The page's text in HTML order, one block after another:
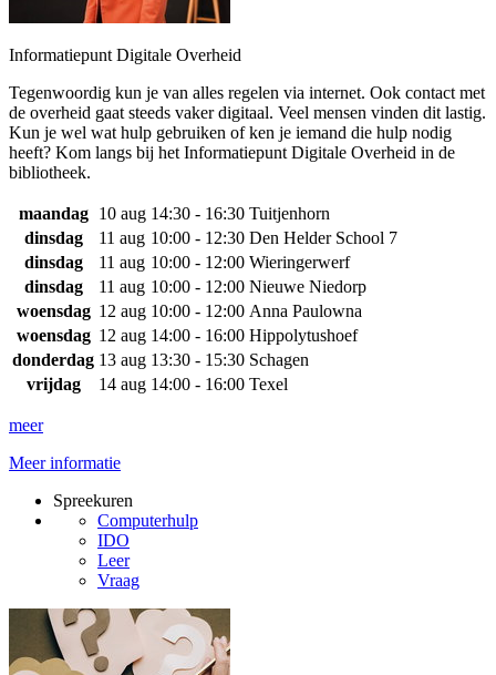
Informatiepunt Digitale Overheid
Tegenwoordig kun je van alles regelen via internet. Ook contact met
de overheid gaat steeds vaker digitaal. Veel mensen vinden dit lastig.
Kun je wel wat hulp gebruiken of ken je iemand die hulp nodig
heeft? Kom langs bij het Informatiepunt Digitale Overheid in de
bibliotheek.
maandag 10 aug 14:30 - 16:30 Tuitjenhorn
dinsdag
11 aug 10:00 - 12:30 Den Helder School 7
dinsdag
11 aug 10:00 - 12:00 Wieringerwerf
dinsdag
11 aug 10:00 - 12:00 Nieuwe Niedorp
woensdag 12 aug 10:00 - 12:00 Anna Paulowna
woensdag 12 aug 14:00 - 16:00 Hippolytushoef
donderdag 13 aug 13:30 - 15:30 Schagen
vrijdag
14 aug 14:00 - 16:00 Texel
meer
Meer informatie
Spreekuren
Computerhulp
IDO
Leer
Vraag